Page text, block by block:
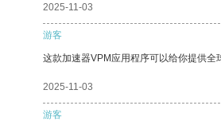
2025-11-03
游客
这款加速器VPM应用程序可以给你提供全
2025-11-03
游客